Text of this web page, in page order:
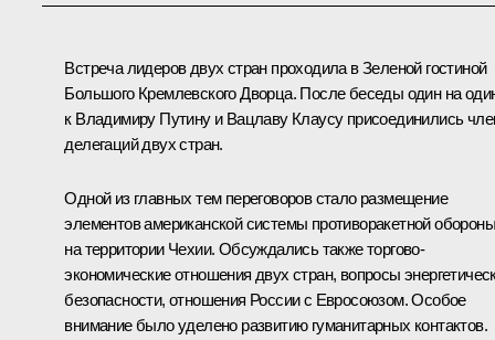
Встреча лидеров двух стран проходила в Зеленой гостиной
Большого Кремлевского Дворца. После беседы один на
к Владимиру Путину и Вацлаву Клаусу присоединились
делегаций двух стран.
Одной из главных тем переговоров стало размещение
элементов американской системы противоракетной обороны
на территории Чехии. Обсуждались также торгово-
экономические отношения двух стран, вопросы
безопасности, отношения России с Евросоюзом. Особое
внимание было уделено развитию гуманитарных контактов.